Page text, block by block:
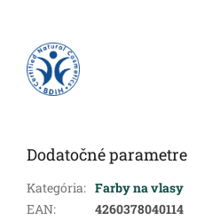
Dodatočné parametre
Kategória: Farby na vlasy
EAN:
4260378040114